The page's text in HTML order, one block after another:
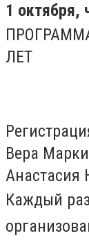
1 октября,
ЛЕТ
Вера
Анастасия
Каждый